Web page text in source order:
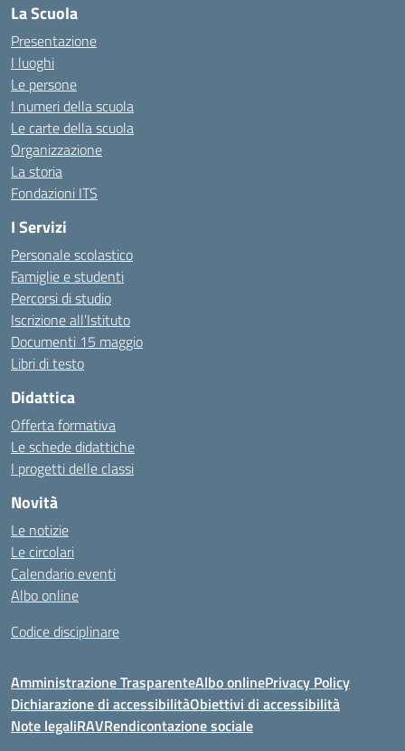
La Scuola
Presentazione
I luoghi
Le persone
I numeri della scuola
Le carte della scuola
Organizzazione
La storia
Fondazioni ITS
I Servizi
Personale scolastico
Famiglie e studenti
Percorsi di studio
Iscrizione all’Istituto
Documenti 15 maggio
Libri di testo
Didattica
Offerta formativa
Le schede didattiche
I progetti delle classi
Novità
Le notizie
Le circolari
Calendario eventi
Albo online
Codice disciplinare
Amministrazione TrasparenteAlbo onlinePrivacy Policy
Dichiarazione di accessibilitàObiettivi di accessibilità
Note legaliRAVRendicontazione sociale